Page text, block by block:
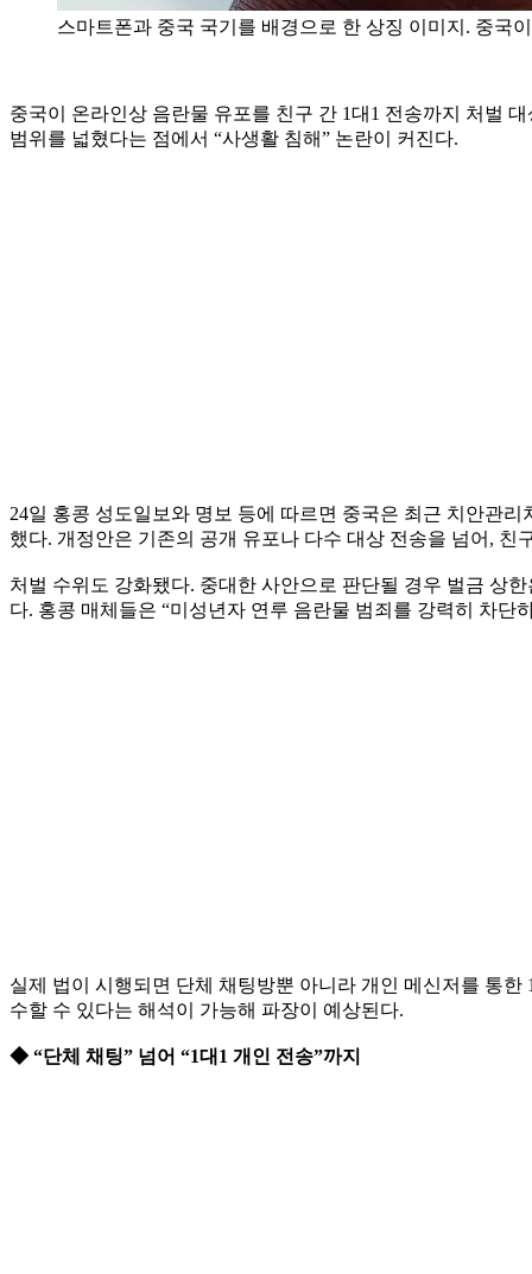
스마트폰과 중국 국기를 배경으로 한 상징 이미지. 중국
중국이 온라인상 음란물 유포를 친구 간 1대1 전송까지 처벌
범위를 넓혔다는 점에서 “사생활 침해” 논란이 커진다.
24일 홍콩 성도일보와 명보 등에 따르면 중국은 최근 치안관
했다. 개정안은 기존의 공개 유포나 다수 대상 전송을 넘어, 친
처벌 수위도 강화됐다. 중대한 사안으로 판단될 경우 벌금 상
다. 홍콩 매체들은 “미성년자 연루 음란물 범죄를 강력히 차
실제 법이 시행되면 단체 채팅방뿐 아니라 개인 메신저를 통
수할 수 있다는 해석이 가능해 파장이 예상된다.
◆ “단체 채팅” 넘어 “1대1 개인 전송”까지